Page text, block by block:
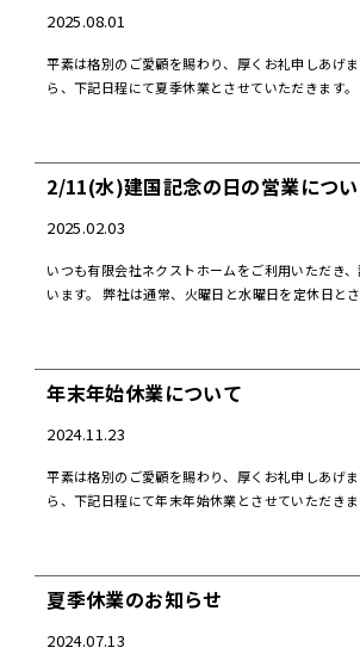
2025.08.01
平素は格別のご愛顧を賜わり、厚くお礼申しあげ
ら、下記日程にて夏季休業とさせていただきます
2/11(水)建国記念の日の営業につ
2025.02.03
いつも有限会社ネクストホームをご利用いただき
います。 弊社は通常、火曜日と水曜日を定休日と
年末年始休業について
2024.11.23
平素は格別のご愛顧を賜わり、厚くお礼申しあげ
ら、下記日程にて年末年始休業とさせていただき
夏季休業のお知らせ
2024.07.13